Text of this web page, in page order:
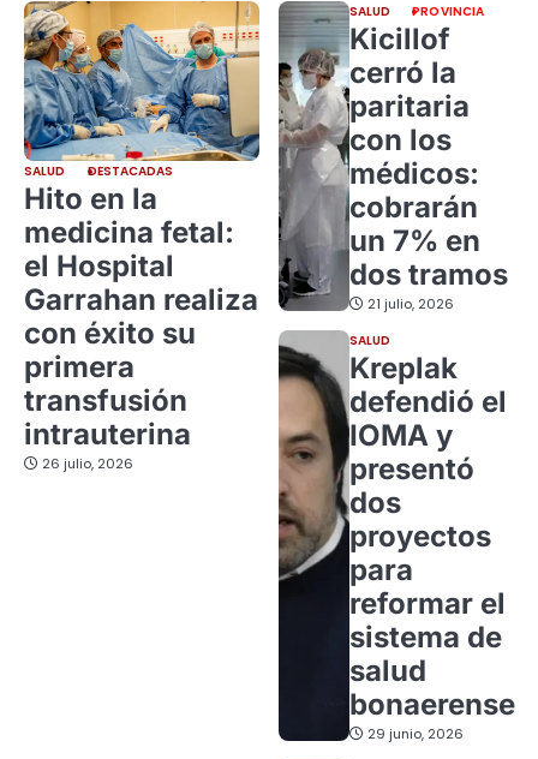
SALUD DESTACADAS
Hito en la
medicina fetal:
el Hospital
Garrahan realiza
con éxito su
primera
transfusión
intrauterina
26 julio, 2026
SALUD PROVINCIA
Kicillof
cerró la
paritaria
con los
médicos:
cobrarán
un 7% en
dos tramos
21 julio, 2026
SALUD
Kreplak
defendió el
IOMA y
presentó
dos
proyectos
para
reformar el
sistema de
salud
bonaerense
29 junio, 2026